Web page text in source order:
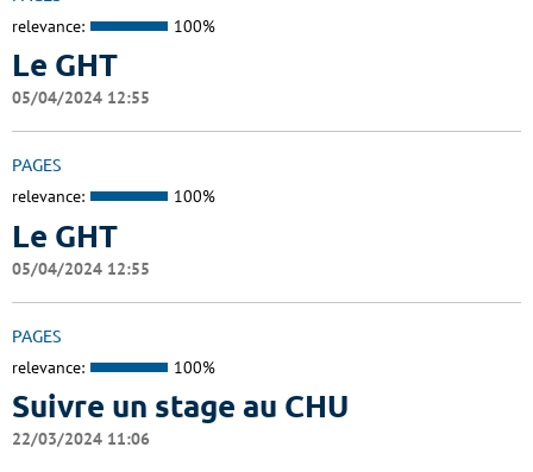
relevance: 100%
Le GHT
05/04/2024 12:55
PAGES
relevance: 100%
Le GHT
05/04/2024 12:55
PAGES
relevance: 100%
Suivre un stage au CHU
22/03/2024 11:06